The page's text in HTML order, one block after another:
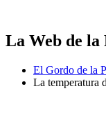
La Web de
El Gordo de la
La temperatura